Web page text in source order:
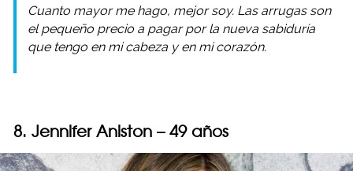
Cuanto mayor me hago, mejor soy. Las arrugas son
el pequeño precio a pagar por la nueva sabiduría
que tengo en mi cabeza y en mi corazón.
8. Jennifer Aniston – 49 años